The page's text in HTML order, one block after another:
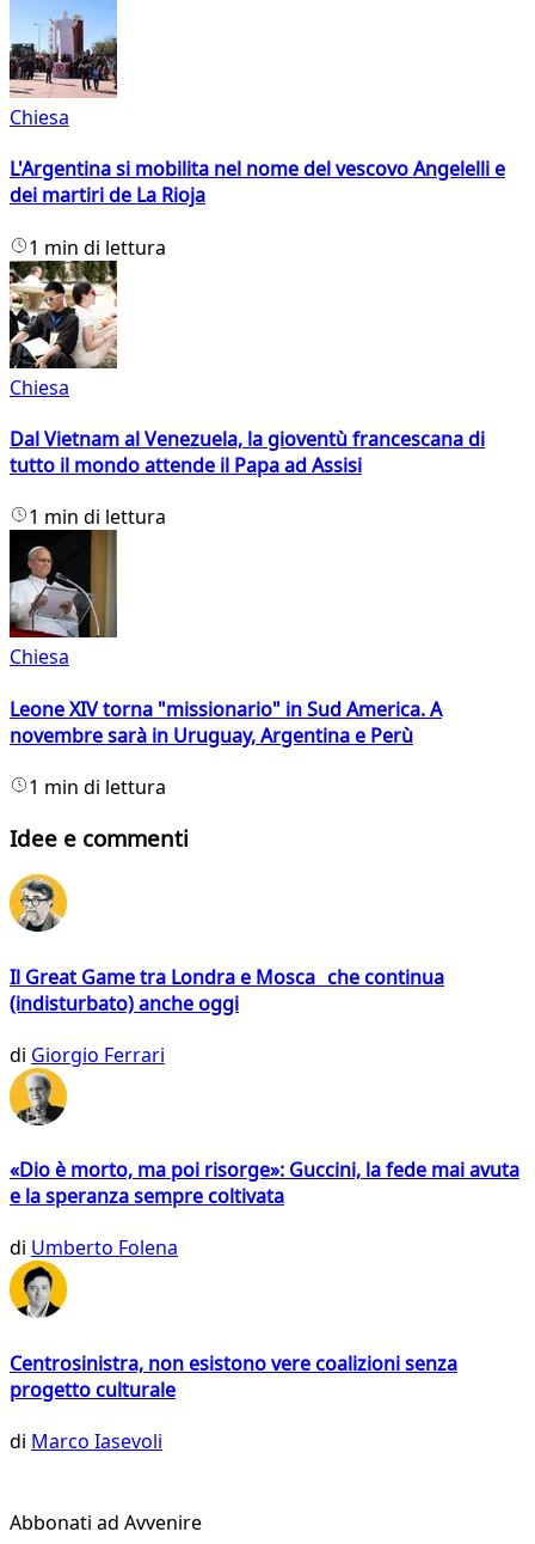
Chiesa
L'Argentina si mobilita nel nome del vescovo Angelelli e
dei martiri de La Rioja
1 min di lettura
Chiesa
Dal Vietnam al Venezuela, la gioventù francescana di
tutto il mondo attende il Papa ad Assisi
1 min di lettura
Chiesa
Leone XIV torna "missionario" in Sud America. A
novembre sarà in Uruguay, Argentina e Perù
1 min di lettura
Idee e commenti
Il Great Game tra Londra e Mosca che continua
(indisturbato) anche oggi
di Giorgio Ferrari
«Dio è morto, ma poi risorge»: Guccini, la fede mai avuta
e la speranza sempre coltivata
di Umberto Folena
Centrosinistra, non esistono vere coalizioni senza
progetto culturale
di Marco Iasevoli
Abbonati ad Avvenire